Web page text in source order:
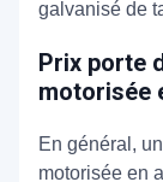
galvanisé de
Prix porte
motorisée
En général,
motorisée en